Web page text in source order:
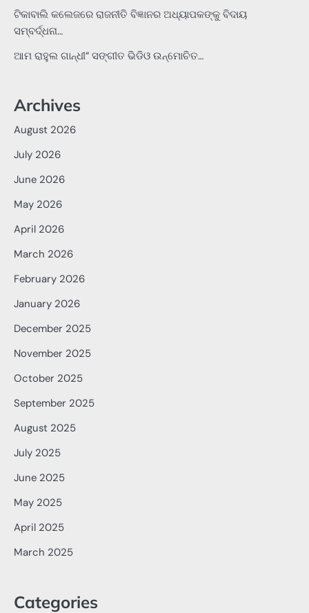
ଟିକାବାଲି କଲେଜରେ ରାଜନୀତି ବିଜ୍ଞାନର ଅଧ୍ୟାପକଙ୍କୁ ବିଦାୟ
ସମ୍ବର୍ଦ୍ଧନା…
ଆମ ରାହୁଲ ଗାନ୍ଧୀ” ସଙ୍ଗୀତ ଭିଡିଓ ଉନ୍ମୋଚିତ…
Archives
August 2026
July 2026
June 2026
May 2026
April 2026
March 2026
February 2026
January 2026
December 2025
November 2025
October 2025
September 2025
August 2025
July 2025
June 2025
May 2025
April 2025
March 2025
Categories